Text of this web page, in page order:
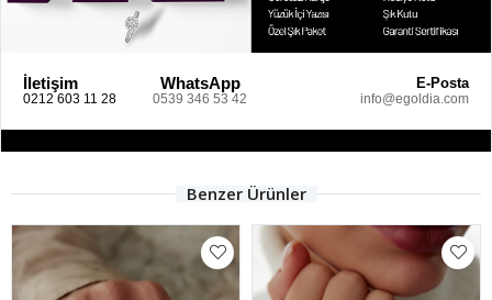
İletişim
0212 603 11 28
WhatsApp
0539 346 53 42
E-Posta
info@egoldia.com
Benzer Ürünler